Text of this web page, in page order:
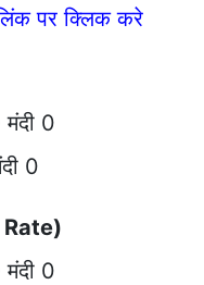
पर क्लिक करे
0
0
Rate)
0